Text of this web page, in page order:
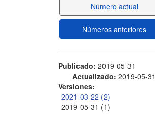
artículo
Número actual
Números anteriores
Publicado: 2019-05-31
Actualizado: 2019-05-31
Versiones:
2021-03-22 (2)
2019-05-31 (1)